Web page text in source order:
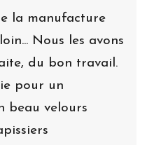
la manufacture
Nous les avons
du bon travail.
pour un
beau velours